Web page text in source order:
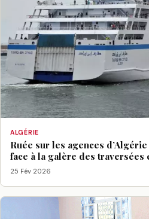
ALGÉRIE
Ruée sur les agences
face à la galère des traversées
25 Fév 2026